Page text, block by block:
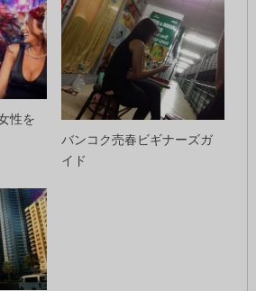
性を
バンコク売春ビギナーズガ
イド